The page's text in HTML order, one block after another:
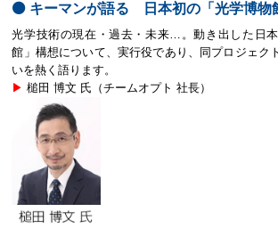
⚫️ キーマンが語る 日本初の「光学博物
光学技術の現在・過去・未来…。動き出した日
館」構想について、実行役であり、同プロジェク
いを熱く語ります。
▶︎ 槌田 博文 氏（チームオプト 社長）